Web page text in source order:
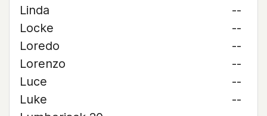
Linda
--
Locke
--
Loredo
--
Lorenzo
--
Luce
--
Luke
--